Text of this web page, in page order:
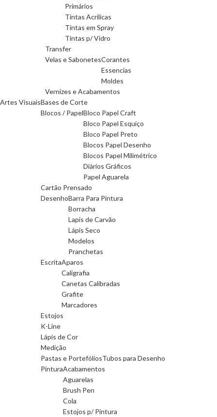
Primários
Tintas Acrilicas
Tintas em Spray
Tintas p/ Vidro
Transfer
Velas e SabonetesCorantes
Essencias
Moldes
Vernizes e Acabamentos
Artes VisuaisBases de Corte
Blocos / PapelBloco Papel Craft
Bloco Papel Esquiço
Bloco Papel Preto
Blocos Papel Desenho
Blocos Papel Milimétrico
Diários Gráficos
Papel Aguarela
Cartão Prensado
DesenhoBarra Para Pintura
Borracha
Lapis de Carvão
Lápis Seco
Modelos
Pranchetas
EscritaAparos
Caligrafia
Canetas Calibradas
Grafite
Marcadores
Estojos
K-Line
Lápis de Cor
Medição
Pastas e PortefóliosTubos para Desenho
PinturaAcabamentos
Aguarelas
Brush Pen
Cola
Estojos p/ Pintura